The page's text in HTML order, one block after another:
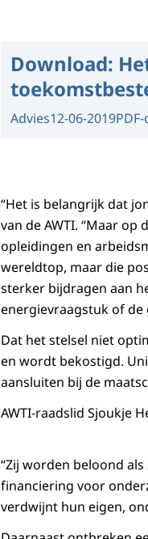
Download:
Advies12-06-2019
“Het is belangrijk dat
van de AWTI. “Maar
opleidingen en
wereldtop, maar die
sterker bijdragen aan
energievraagstuk of de
Dat het stelsel niet
en wordt bekostigd.
aansluiten bij de
AWTI-raadslid Sjoukje
“Zij worden beloond
financiering voor
verdwijnt hun eigen,